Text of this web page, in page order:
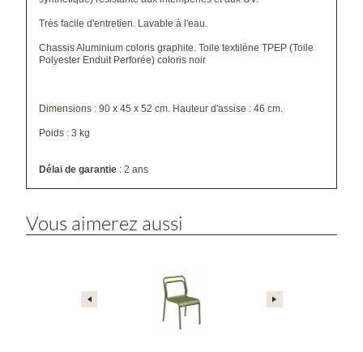
Très facile d'entretien. Lavable à l'eau.
Chassis Aluminium coloris graphite. Toile textilène TPEP (Toile
Polyester Enduit Perforée) coloris noir
Dimensions : 90 x 45 x 52 cm. Hauteur d'assise : 46 cm.
Poids : 3 kg
Délai de garantie : 2 ans
Vous aimerez aussi